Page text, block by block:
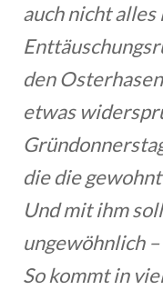
auch nicht alles
den
etwas
die die
Und mit ihm
ungewöhnlich
So kommt in